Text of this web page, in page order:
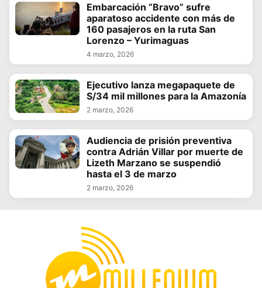
Embarcación “Bravo” sufre
aparatoso accidente con más de
160 pasajeros en la ruta San
Lorenzo – Yurimaguas
4 marzo, 2026
Ejecutivo lanza megapaquete de
S/34 mil millones para la Amazonía
2 marzo, 2026
Audiencia de prisión preventiva
contra Adrián Villar por muerte de
Lizeth Marzano se suspendió
hasta el 3 de marzo
2 marzo, 2026